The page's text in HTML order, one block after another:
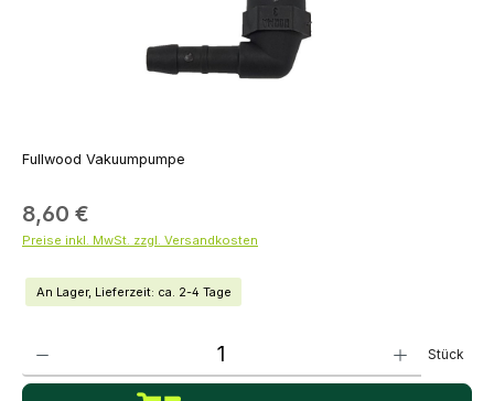
Fullwood Vakuumpumpe
8,60 €
Preise inkl. MwSt. zzgl. Versandkosten
An Lager, Lieferzeit: ca. 2-4 Tage
Stück